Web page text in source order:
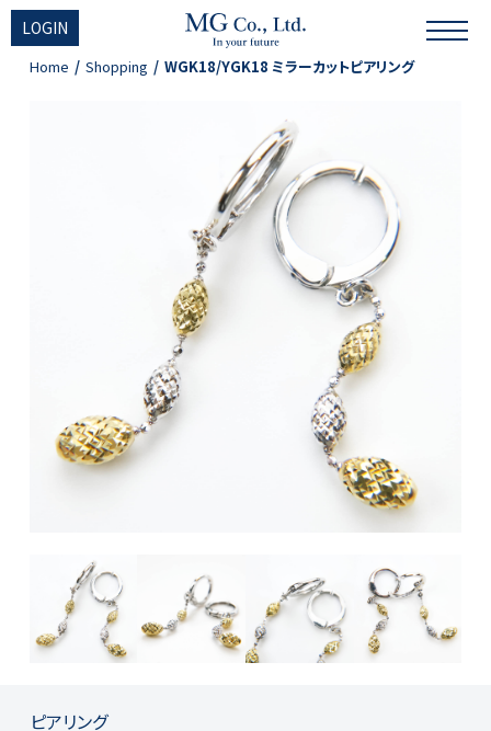
LOGIN
Home Shopping WGK18/YGK18 ミラーカットピアリング
ピアリング